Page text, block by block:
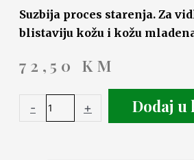
Suzbija proces starenja. Za
blistaviju kožu i kožu
72,50 KM
- + Dodaj u